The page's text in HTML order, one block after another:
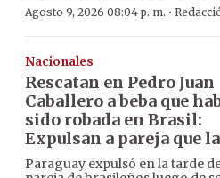
Agosto 9, 2026 08:04 p. m. ·
Nacionales
Rescatan en Pedro Juan
Caballero a beba que
sido robada en Brasil:
Expulsan a pareja que
Paraguay expulsó en la tarde